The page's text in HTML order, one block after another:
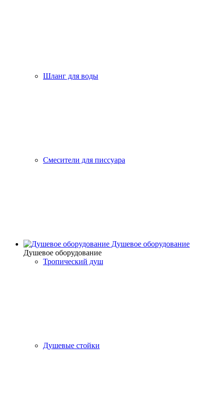
Шланг для воды
Смесители для писсуара
Душевое оборудование
Душевое оборудование
Тропический душ
Душевые стойки